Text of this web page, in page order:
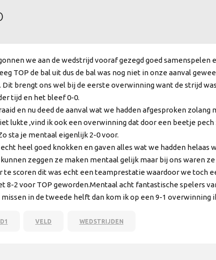
we aan de wedstrijd vooraf gezegd goed samenspelen
TOP de bal uit dus de bal was nog niet in onze aanval
Dit brengt ons wel bij de eerste overwinning want de strijd
tijd en het bleef 0-0.
en nu deed de aanval wat we hadden afgesproken
lukte ,vind ik ook een overwinning dat door een beetje
sta je mentaal eigenlijk 2-0 voor.
heel goed knokken en gaven alles wat we hadden
zeggen ze maken mentaal gelijk maar bij ons waren
scoren dit was echt een teamprestatie waardoor we toch
2 voor TOP geworden.Mentaal acht fantastische spelers
in de tweede helft dan kom ik op een 9-1 overwinning
VELD WEDSTRIJDEN